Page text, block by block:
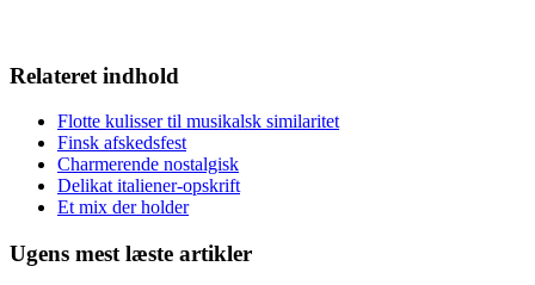
Relateret indhold
Flotte kulisser til musikalsk similaritet
Finsk afskedsfest
Charmerende nostalgisk
Delikat italiener-opskrift
Et mix der holder
Ugens mest læste artikler